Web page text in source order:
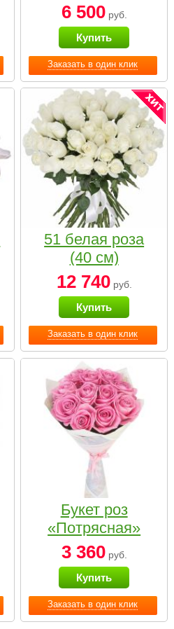
Заказать в один клик
6 500руб.
Купить
Заказать в один клик
51 белая роза
(40 см)
12 740руб.
Купить
Заказать в один клик
Букет роз
«Потрясная»
3 360руб.
Купить